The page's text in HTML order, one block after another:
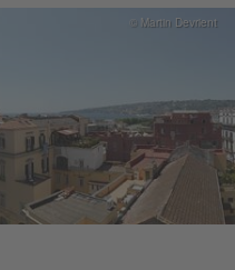
© Martin Devrient